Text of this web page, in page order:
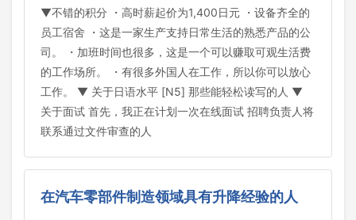
▼不错的积分 ・高时薪起价为1,400日元 ・设备齐全的
员工宿舍 ・这是一家生产支持日常生活的熟悉产品的公
司。 ・加班时间也很多，这是一个可以赚取可观生活费
的工作场所。 ・有很多外国人在工作，所以你可以放心
工作。 ▼ 关于日语水平 [N5] 那些能轻松读写的人 ▼
关于面试 首先，我正在计划一次在线面试 招聘负责人将
联系通过文件审查的人
在汽车零部件制造领域具有升降经验的人